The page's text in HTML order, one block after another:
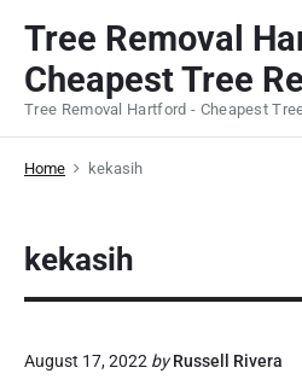
t
Tree Removal
Cheapest Tree
Tree Removal Hartford - Cheapest
Home kekasih
kekasih
August 17, 2022 by Russell Rivera